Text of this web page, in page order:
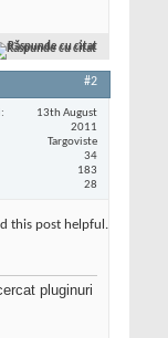
Răspunde cu citat
#2
13th August
2011
Targoviste
34
183
28
this post helpful.
pluginuri